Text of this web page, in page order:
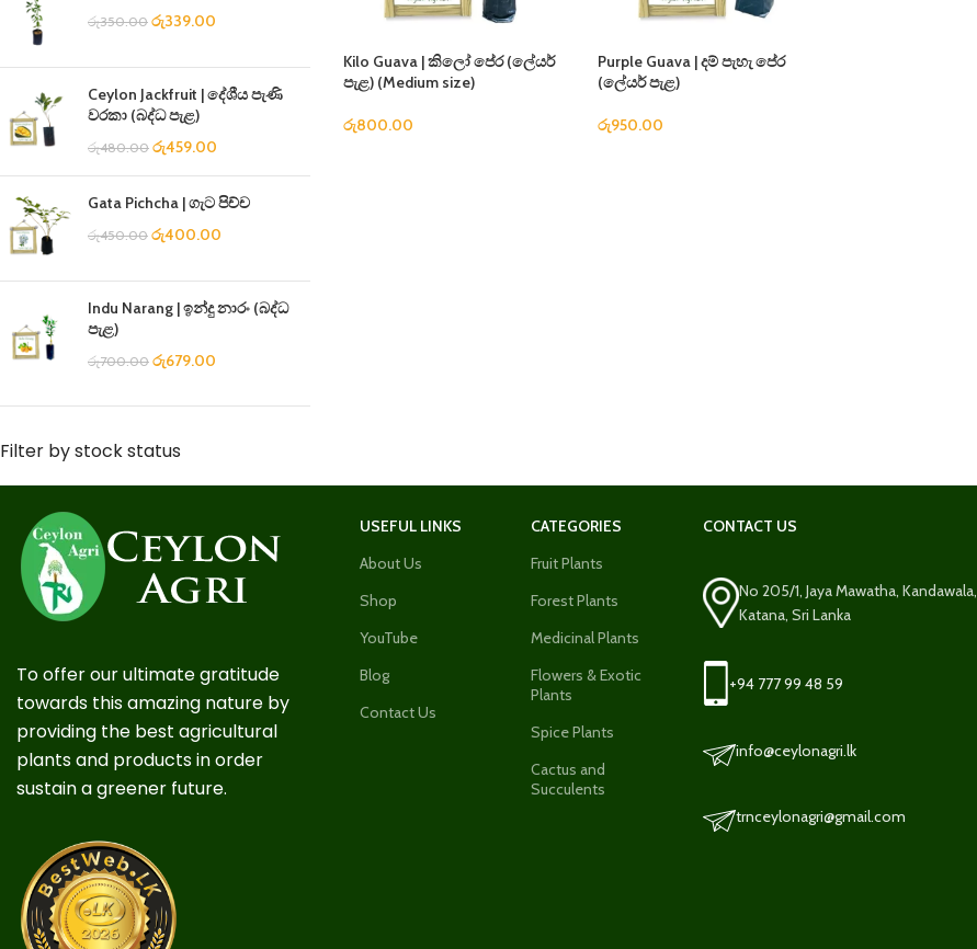
රු350.00 රු339.00
Ceylon Jackfruit | දේශීය පැණි
වරකා (බද්ධ පැළ)
රු480.00 රු459.00
Gata Pichcha | ගැට පිච්ච
රු450.00 රු400.00
Indu Narang | ඉන්දු නාරං (බද්ධ
පැළ)
රු700.00 රු679.00
Filter by stock status
Kilo Guava | කිලෝ පේර (ලේයර්
පැළ) (Medium size)
රු800.00
Purple Guava | දම් පැහැ ‌පේර
(ලේයර් පැළ)
රු950.00
To offer our ultimate gratitude
towards this amazing nature by
providing the best agricultural
plants and products in order
sustain a greener future.
USEFUL LINKS
About Us
Shop
YouTube
Blog
Contact Us
CATEGORIES
Fruit Plants
Forest Plants
Medicinal Plants
Flowers & Exotic
Plants
Spice Plants
Cactus and
Succulents
CONTACT US
No 205/1, Jaya Mawatha, Kandawala,
Katana, Sri Lanka
+94 777 99 48 59
info@ceylonagri.lk
trnceylonagri@gmail.com